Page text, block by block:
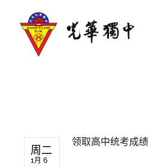
周二
1月 6
领取高中统考成绩